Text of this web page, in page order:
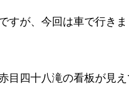
すが、今回は車で行きま
目四十八滝の看板が見え